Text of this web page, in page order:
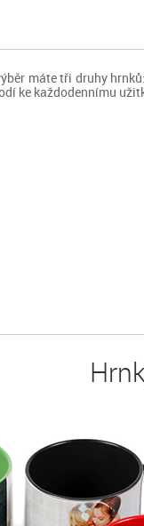
máte tři druhy
ke každodennímu